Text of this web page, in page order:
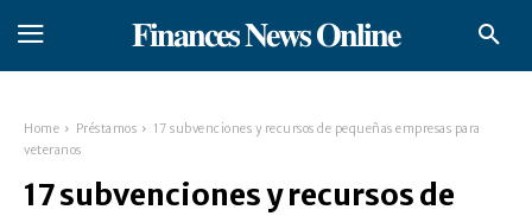
𝐅𝐢𝐧𝐚𝐧𝐜𝐞𝐬 𝐍𝐞𝐰𝐬 𝐎𝐧𝐥𝐢𝐧𝐞
Home Préstamos
17 subvenciones y recursos de pequeñas empresas para
veteranos
17 subvenciones y recursos de